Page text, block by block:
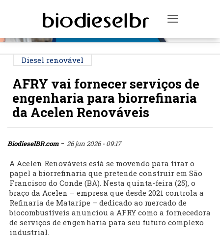
Toggle
Diesel renovável
AFRY vai fornecer serviços de
engenharia para biorrefinaria
da Acelen Renováveis
BiodieselBR.com- 26 jun 2026 - 09:17
A Acelen Renováveis está se movendo para tirar o
papel a biorrefinaria que pretende construir em São
Francisco do Conde (BA). Nesta quinta-feira (25), o
braço da Acelen – empresa que desde 2021 controla a
Refinaria de Mataripe – dedicado ao mercado de
biocombustíveis anunciou a AFRY como a fornecedora
de serviços de engenharia para seu futuro complexo
industrial.